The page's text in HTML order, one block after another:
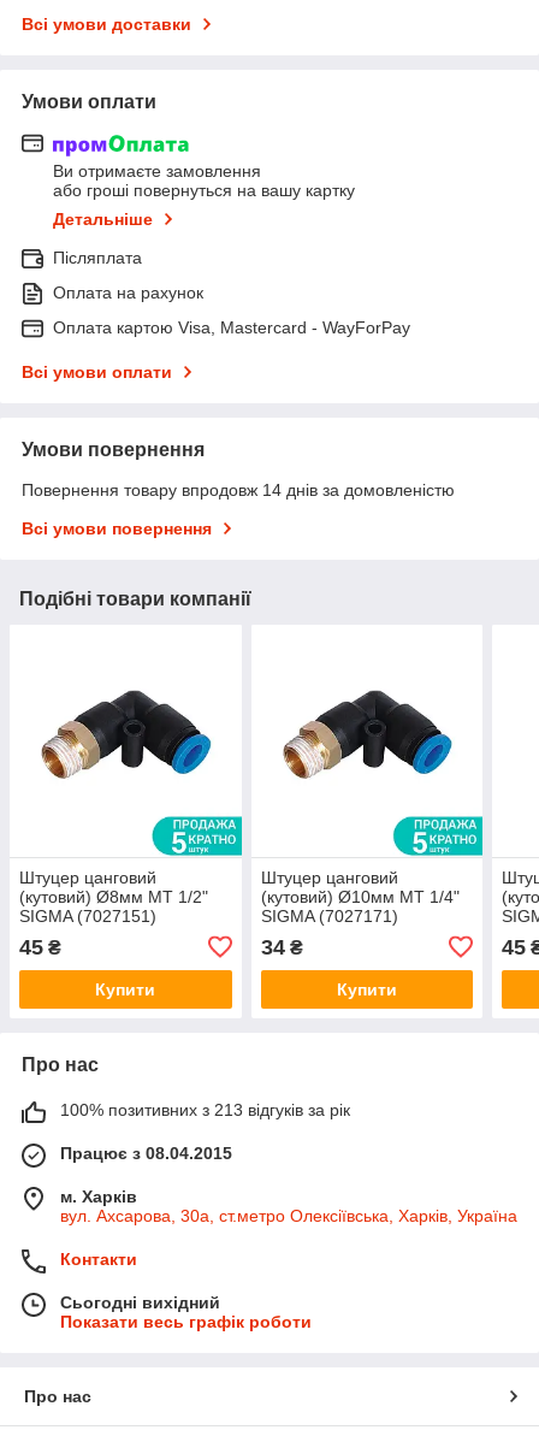
Всі умови доставки
Умови оплати
Ви отримаєте замовлення
або гроші повернуться на вашу картку
Детальніше
Післяплата
Оплата на рахунок
Оплата картою Visa, Mastercard - WayForPay
Всі умови оплати
Умови повернення
Повернення товару впродовж 14 днів за домовленістю
Всі умови повернення
Подібні товари компанії
Штуцер цанговий
(кутовий) Ø8мм МТ 1/2"
SIGMA (7027151)
45 ₴
Купити
Штуцер цанговий
(кутовий) Ø10мм МТ 1/4"
SIGMA (7027171)
34₴
Купити
45
Про нас
100% позитивних з 213 відгуків за рік
Працює з 08.04.2015
м. Харків
вул. Ахсарова, 30а, ст.метро Олексіївська, Харків, Україна
Контакти
Сьогодні вихідний
Показати весь графік роботи
Про нас